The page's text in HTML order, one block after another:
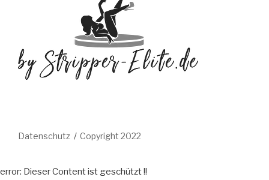
Datenschutz Copyright 2022
error: Dieser Content ist geschützt !!